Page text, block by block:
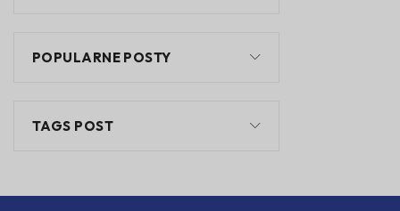
POPULARNE POSTY
TAGS POST